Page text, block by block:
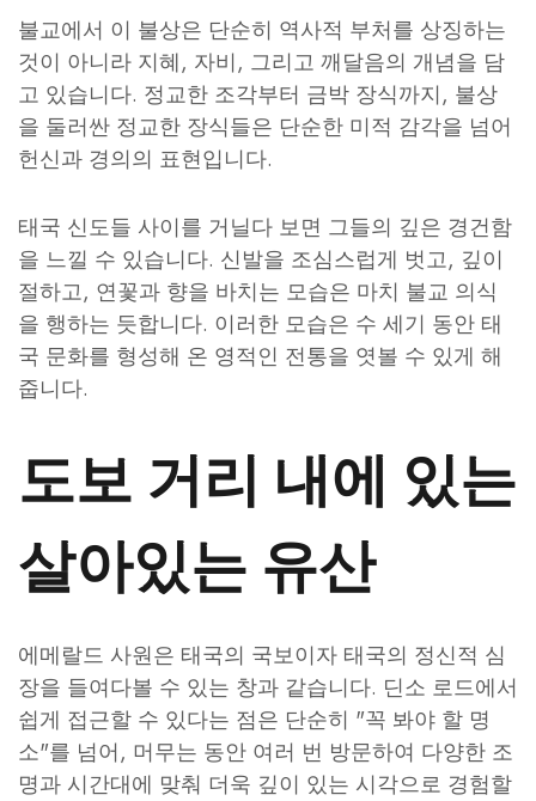
불교에서 이 불상은 단순히 역사적 부처를 상징하는
것이 아니라 지혜, 자비, 그리고 깨달음의 개념을 담
고 있습니다. 정교한 조각부터 금박 장식까지, 불상
을 둘러싼 정교한 장식들은 단순한 미적 감각을 넘어
헌신과 경의의 표현입니다.
태국 신도들 사이를 거닐다 보면 그들의 깊은 경건함
을 느낄 수 있습니다. 신발을 조심스럽게 벗고, 깊이
절하고, 연꽃과 향을 바치는 모습은 마치 불교 의식
을 행하는 듯합니다. 이러한 모습은 수 세기 동안 태
국 문화를 형성해 온 영적인 전통을 엿볼 수 있게 해
줍니다.
도보 거리 내에 있는
살아있는 유산
에메랄드 사원은 태국의 국보이자 태국의 정신적 심
장을 들여다볼 수 있는 창과 같습니다. 딘소 로드에서
쉽게 접근할 수 있다는 점은 단순히 "꼭 봐야 할 명
소"를 넘어, 머무는 동안 여러 번 방문하여 다양한 조
명과 시간대에 맞춰 더욱 깊이 있는 시각으로 경험할